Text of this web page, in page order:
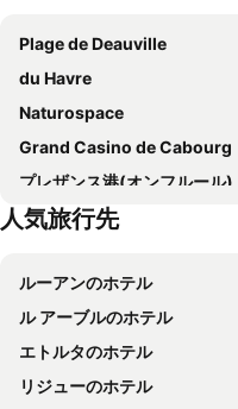
キリヤード - ドーヴィル サンアルヌー
Hotel Le Dauphin
Premiere Classe Honfleur
ノボテル ルアーブル サントル ガール
La Maison Normande
Hotel Restaurant Tokyo
Hôtel Le Chantilly
カンパニール ドービル サン タルヌ
Plage de Deauville
du Havre
Naturospace
Grand Casino de Cabourg
プレザンス港(オンフルール)
La Ferme Saint-Siméon
Le Pont de Normandie
Le Centre International de Deauville
Jardins Suspendus
Le clos Arsène Lupin
人気旅行先
ルーアンのホテル
ル アーブルのホテル
エトルタのホテル
リジューのホテル